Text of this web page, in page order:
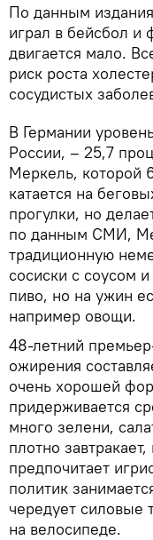
По данным
играл в бейсбол и
двигается мало.
риск роста
сосудистых
В Германии
России, – 25,7
Меркель, которой
катается на
прогулки, но
по данным СМИ,
традиционную
сосиски с соусом
пиво, но на ужин
например овощи.
48-летний
ожирения
очень хорошей
придерживается
много зелени,
плотно
предпочитает
политик
чередует силовые
на велосипеде.